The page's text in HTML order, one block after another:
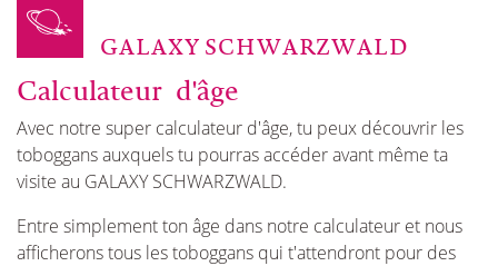
GALAXY SCHWARZWALD
Calculateur d'âge
Avec notre super calculateur d'âge, tu peux découvrir les
toboggans auxquels tu pourras accéder avant même ta
visite au GALAXY SCHWARZWALD.
Entre simplement ton âge dans notre calculateur et nous
afficherons tous les toboggans qui t'attendront pour des